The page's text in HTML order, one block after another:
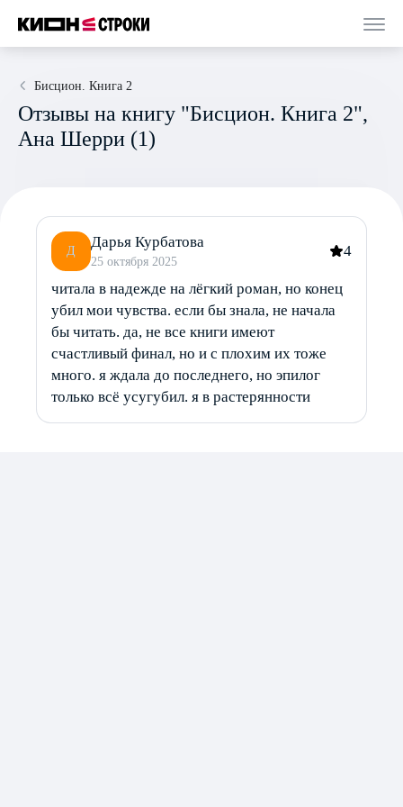
Бисцион. Книга 2
Отзывы на книгу "Бисцион. Книга 2",
Ана Шерри (1)
Д
Дарья Курбатова
25 октября 2025
4
читала в надежде на лёгкий роман, но конец
убил мои чувства. если бы знала, не начала
бы читать. да, не все книги имеют
счастливый финал, но и с плохим их тоже
много. я ждала до последнего, но эпилог
только всё усугубил. я в растерянности